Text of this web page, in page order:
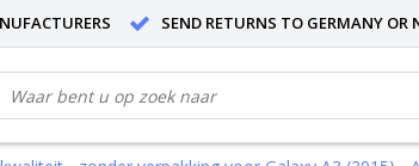
SEND RETURNS TO GERMANY OR